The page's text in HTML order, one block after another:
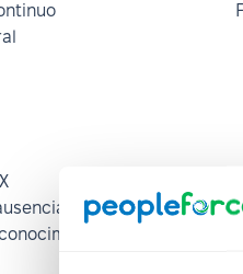
laborales